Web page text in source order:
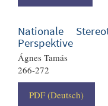
Nationale
Perspektive
Ágnes Tamás
266-272
PDF (Deutsch)